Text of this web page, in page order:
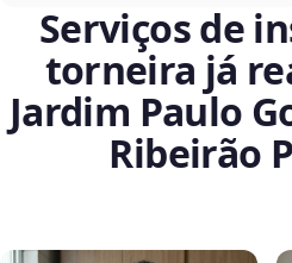
Serviços de
torneira já
Jardim Paulo
Ribeirão